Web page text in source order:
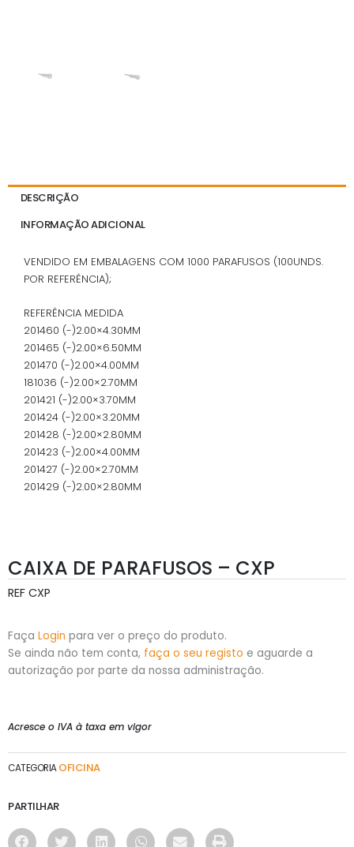
DESCRIÇÃO
INFORMAÇÃO ADICIONAL
VENDIDO EM EMBALAGENS COM 1000 PARAFUSOS (100UNDS.
POR REFERÊNCIA);
REFERÊNCIA MEDIDA
201460 (-)2.00×4.30MM
201465 (-)2.00×6.50MM
201470 (-)2.00×4.00MM
181036 (-)2.00×2.70MM
201421 (-)2.00×3.70MM
201424 (-)2.00×3.20MM
201428 (-)2.00×2.80MM
201423 (-)2.00×4.00MM
201427 (-)2.00×2.70MM
201429 (-)2.00×2.80MM
CAIXA DE PARAFUSOS – CXP
REF CXP
Faça Login para ver o preço do produto.
Se ainda não tem conta, faça o seu registo e aguarde a
autorização por parte da nossa administração.
Acresce o IVA à taxa em vigor
CATEGORIA OFICINA
PARTILHAR